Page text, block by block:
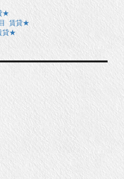
★
賃貸★
貸★